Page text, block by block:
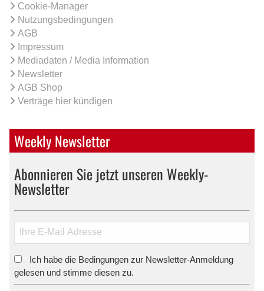
Cookie-Manager
Nutzungsbedingungen
AGB
Impressum
Mediadaten / Media Information
Newsletter
AGB Shop
Verträge hier kündigen
Weekly Newsletter
Abonnieren Sie jetzt unseren Weekly-
Newsletter
Ich habe die Bedingungen zur Newsletter-Anmeldung
gelesen und stimme diesen zu.